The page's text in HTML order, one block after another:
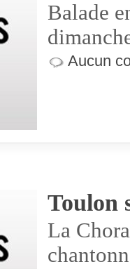
Balade
Aucun
Toulon
La